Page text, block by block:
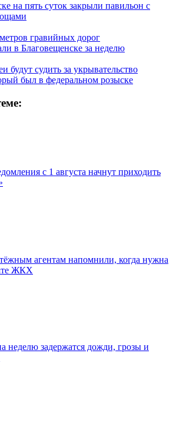
на пять суток закрыли павильон с
гравийных дорог
в Благовещенске за неделю
будут судить за укрывательство
был в федеральном розыске
с 1 августа начнут приходить
агентам напомнили, когда нужна
ЖКХ
неделю задержатся дожди, грозы и